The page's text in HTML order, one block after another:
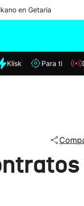
en Getaria
Klisk Para ti